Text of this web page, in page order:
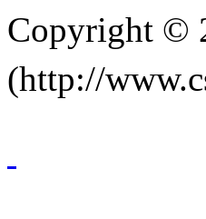
Copyright ©
(http://